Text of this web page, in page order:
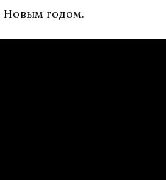
Новым годом.